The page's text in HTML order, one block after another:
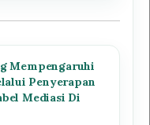
Mempengaruhi
Penyerapan
Mediasi Di